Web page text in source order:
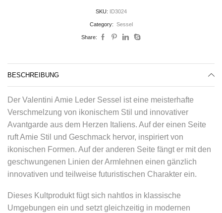
SKU: ID3024
Category: Sessel
Share:
BESCHREIBUNG
Der Valentini Amie Leder Sessel ist eine meisterhafte
Verschmelzung von ikonischem Stil und innovativer
Avantgarde aus dem Herzen Italiens. Auf der einen Seite
ruft Amie Stil und Geschmack hervor, inspiriert von
ikonischen Formen. Auf der anderen Seite fängt er mit den
geschwungenen Linien der Armlehnen einen gänzlich
innovativen und teilweise futuristischen Charakter ein.
Dieses Kultprodukt fügt sich nahtlos in klassische
Umgebungen ein und setzt gleichzeitig in modernen